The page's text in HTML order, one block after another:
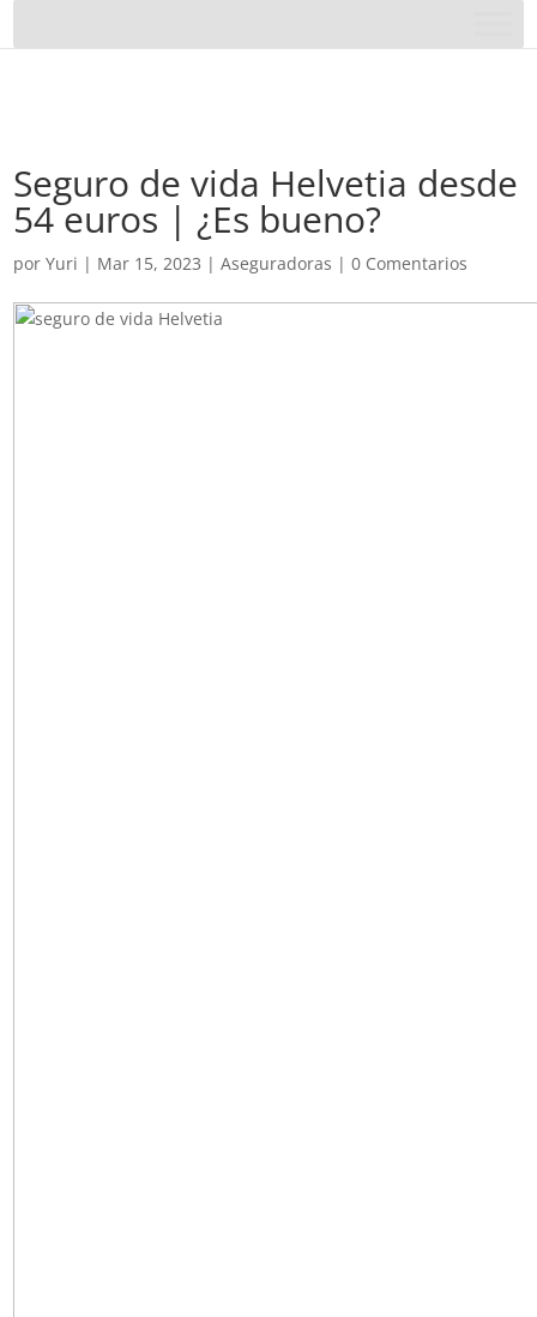
Seguro de vida Helvetia desde
54 euros | ¿Es bueno?
porYuri | Mar 15, 2023 |Aseguradoras |0 Comentarios